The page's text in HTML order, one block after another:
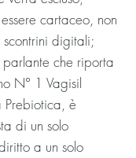
cartaceo, non
digitali;
che riporta
N° 1 Vagisil
Prebiotica, è
di un solo
a un solo